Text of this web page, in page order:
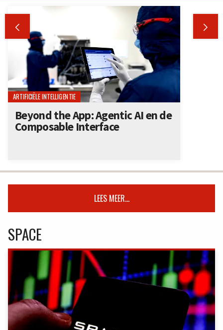
 
ARTIFICIËLE INTELLIGENTIE
Beyond the App: Agentic AI en de
Composable Interface
LEES MEER...
SPACE